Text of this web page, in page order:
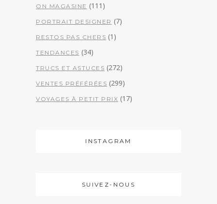
ON MAGASINE (111)
PORTRAIT DESIGNER (7)
RESTOS PAS CHERS (1)
TENDANCES (34)
TRUCS ET ASTUCES (272)
VENTES PRÉFÉRÉES (299)
VOYAGES À PETIT PRIX (17)
INSTAGRAM
SUIVEZ-NOUS